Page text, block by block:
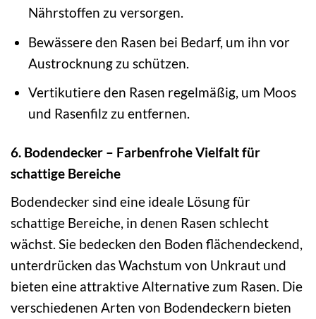
Nährstoffen zu versorgen.
Bewässere den Rasen bei Bedarf, um ihn vor
Austrocknung zu schützen.
Vertikutiere den Rasen regelmäßig, um Moos
und Rasenfilz zu entfernen.
6. Bodendecker – Farbenfrohe Vielfalt für
schattige Bereiche
Bodendecker sind eine ideale Lösung für
schattige Bereiche, in denen Rasen schlecht
wächst. Sie bedecken den Boden flächendeckend,
unterdrücken das Wachstum von Unkraut und
bieten eine attraktive Alternative zum Rasen. Die
verschiedenen Arten von Bodendeckern bieten